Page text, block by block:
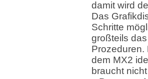
damit wird
Das
Schritte
großteils
Prozeduren.
dem MX2
braucht